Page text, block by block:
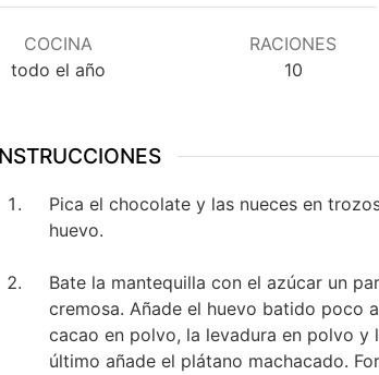
COCINA
todo el año
RACIONES
10
Pica el chocolate y las nueces en
huevo.
Bate la mantequilla con el azúcar un
cremosa. Añade el huevo batido poco
cacao en polvo, la levadura en polvo y
último añade el plátano machacado.